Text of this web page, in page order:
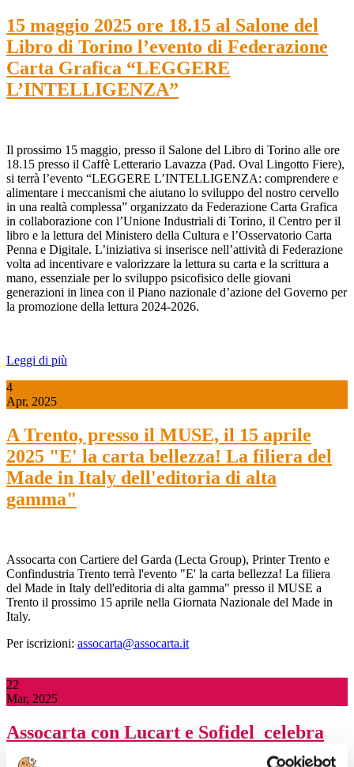
15 maggio 2025 ore 18.15 al Salone del
Libro di Torino l’evento di Federazione
Carta Grafica “LEGGERE
L’INTELLIGENZA”
Il prossimo 15 maggio, presso il Salone del Libro di Torino alle ore
18.15 presso il Caffè Letterario Lavazza (Pad. Oval Lingotto Fiere),
si terrà l’evento “LEGGERE L’INTELLIGENZA: comprendere e
alimentare i meccanismi che aiutano lo sviluppo del nostro cervello
in una realtà complessa” organizzato da Federazione Carta Grafica
in collaborazione con l’Unione Industriali di Torino, il Centro per il
libro e la lettura del Ministero della Cultura e l’Osservatorio Carta
Penna e Digitale. L’iniziativa si inserisce nell’attività di Federazione
volta ad incentivare e valorizzare la lettura su carta e la scrittura a
mano, essenziale per lo sviluppo psicofisico delle giovani
generazioni in linea con il Piano nazionale d’azione del Governo per
la promozione della lettura 2024-2026.
Leggi di più
4
Apr, 2025
A Trento, presso il MUSE, il 15 aprile
2025 "E' la carta bellezza! La filiera del
Made in Italy dell'editoria di alta
gamma"
Assocarta con Cartiere del Garda (Lecta Group), Printer Trento e
Confindustria Trento terrà l'evento "E' la carta bellezza! La filiera
del Made in Italy dell'editoria di alta gamma" presso il MUSE a
Trento il prossimo 15 aprile nella Giornata Nazionale del Made in
Italy.
Per iscrizioni: assocarta@assocarta.it
22
Mar, 2025
Assocarta con Lucart e Sofidel celebra
oggi, a Lucca presso il Real Collegio, la